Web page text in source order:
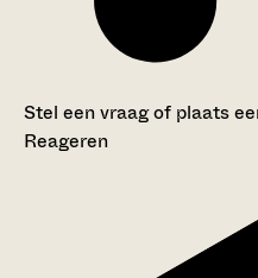
Stel een vraag of plaats
Reageren